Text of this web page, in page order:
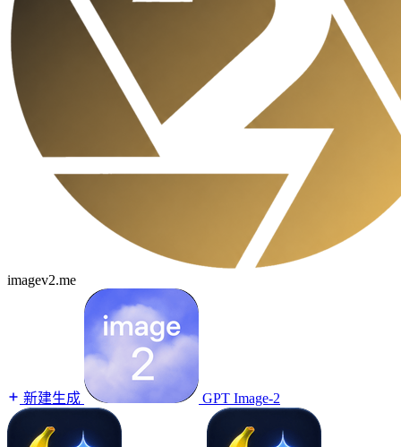
imagev2.me
新建生成 GPT Image-2